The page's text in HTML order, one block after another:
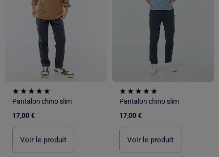
Pantalon chino slim
17,00 €
Voir le produit
Pantalon chino slim
17,00 €
Voir le produit